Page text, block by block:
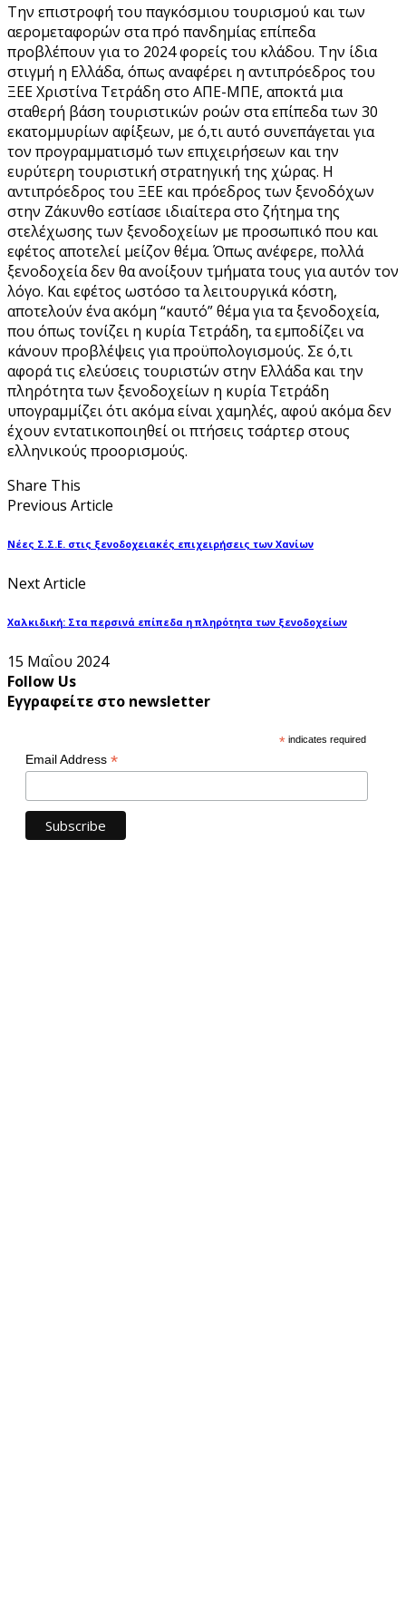
Την επιστροφή του παγκόσμιου τουρισμού και των
αερομεταφορών στα πρό πανδημίας επίπεδα
προβλέπουν για το 2024 φορείς του κλάδου. Την ίδια
στιγμή η Ελλάδα, όπως αναφέρει η αντιπρόεδρος του
ΞΕΕ Χριστίνα Τετράδη στο ΑΠΕ-ΜΠΕ, αποκτά μια
σταθερή βάση τουριστικών ροών στα επίπεδα των 30
εκατομμυρίων αφίξεων, με ό,τι αυτό συνεπάγεται για
τον προγραμματισμό των επιχειρήσεων και την
ευρύτερη τουριστική στρατηγική της χώρας. Η
αντιπρόεδρος του ΞΕΕ και πρόεδρος των ξενοδόχων
στην Ζάκυνθο εστίασε ιδιαίτερα στο ζήτημα της
στελέχωσης των ξενοδοχείων με προσωπικό που και
εφέτος αποτελεί μείζον θέμα. Όπως ανέφερε, πολλά
ξενοδοχεία δεν θα ανοίξουν τμήματα τους για αυτόν τον
λόγο. Και εφέτος ωστόσο τα λειτουργικά κόστη,
αποτελούν ένα ακόμη “καυτό” θέμα για τα ξενοδοχεία,
που όπως τονίζει η κυρία Τετράδη, τα εμποδίζει να
κάνουν προβλέψεις για προϋπολογισμούς. Σε ό,τι
αφορά τις ελεύσεις τουριστών στην Ελλάδα και την
πληρότητα των ξενοδοχείων η κυρία Τετράδη
υπογραμμίζει ότι ακόμα είναι χαμηλές, αφού ακόμα δεν
έχουν εντατικοποιηθεί οι πτήσεις τσάρτερ στους
ελληνικούς προορισμούς.
Share This
Previous Article
Νέες Σ.Σ.Ε. στις ξενοδοχειακές επιχειρήσεις των Χανίων
Next Article
Χαλκιδική: Στα περσινά επίπεδα η πληρότητα των ξενοδοχείων
15 Μαΐου 2024
Follow Us
Εγγραφείτε στο newsletter
* indicates required
Email Address *